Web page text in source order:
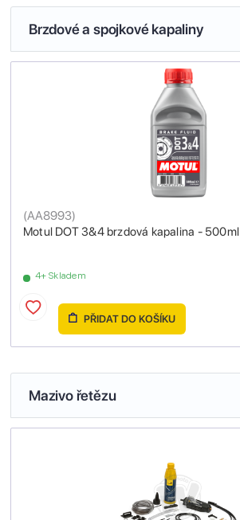
Brzdové a spojkové kapaliny
Motul DOT 3&4 brzdová kapalina - 500ml
(AA8993)
4+ Skladem
PŘIDAT DO KOŠÍKU
Mazivo řetězu